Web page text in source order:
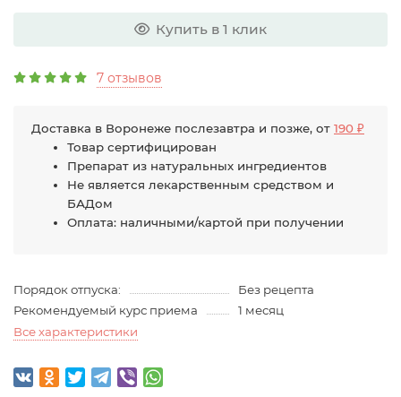
Купить в 1 клик
7 отзывов
Доставка в Воронеже послезавтра и позже, от 190 ₽
Товар сертифицирован
Препарат из натуральных ингредиентов
Не является лекарственным средством и
БАДом
Оплата: наличными/картой при получении
Порядок отпуска:
Без рецепта
Рекомендуемый курс приема
1 месяц
Все характеристики